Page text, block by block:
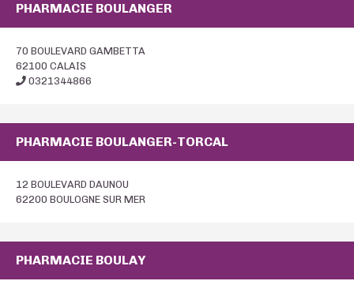
PHARMACIE BOULANGER
70 BOULEVARD GAMBETTA
62100 CALAIS
0321344866
PHARMACIE BOULANGER-TORCAL
12 BOULEVARD DAUNOU
62200 BOULOGNE SUR MER
PHARMACIE BOULAY